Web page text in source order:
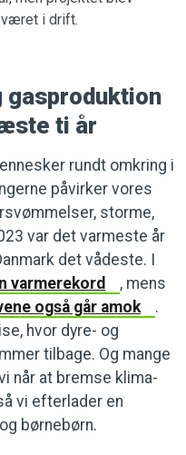
i drift.
gasproduktion
ti år
rundt omkring i
påvirker vores
storme,
var det varmeste år
det vådeste. I
varmerekord
, mens
også går amok
.
hvor dyre- og
tilbage. Og mange
når at bremse klima-
vi efterlader en
børnebørn.